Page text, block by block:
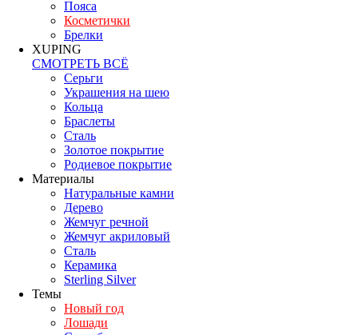
Пояса
Косметички
Брелки
XUPING
СМОТРЕТЬ ВСЁ
Серьги
Украшения на шею
Кольца
Браслеты
Сталь
Золотое покрытие
Родиевое покрытие
Материалы
Натуральные камни
Дерево
Жемчуг речной
Жемчуг акриловый
Сталь
Керамика
Sterling Silver
Темы
Новый год
Лошади